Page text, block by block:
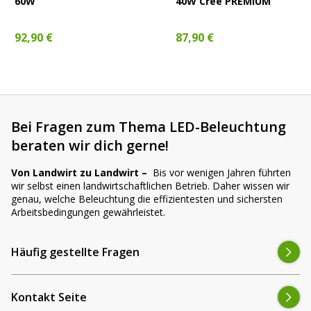
erkannt – besonders bei langen Arbeitseinsätzen.
Häufig gestellte Fragen – CR-3013
Ist die Montage wirklich Plug & Play?
Kann ich die Scheinwerfer auch als Arbeitslicht
nutzen?
Sind die Scheinwerfer für den Straßenverkehr
92,90 € 87,90 €
Bei Fragen zum Thema LED-Beleuchtung
beraten wir dich gerne!
Von Landwirt zu Landwirt – Bis vor wenigen Jahren führten
wir selbst einen landwirtschaftlichen Betrieb. Daher wissen wir
genau, welche Beleuchtung die effizientesten und sichersten
Arbeitsbedingungen gewährleistet.
Häufig gestellte Fragen
Kontakt Seite